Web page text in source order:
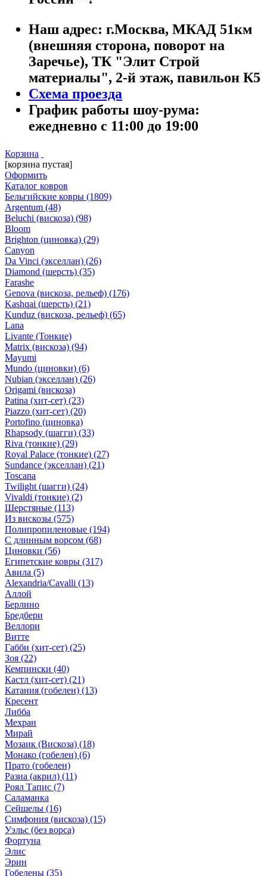
Наш адрес: г.Москва, МКАД 51км
(внешняя сторона, поворот на
Заречье), ТК "Элит Строй
материалы", 2-й этаж, павильон К5
Схема проезда
График работы шоу-рума:
ежедневно с 11:00 до 19:00
Корзина
[корзина пустая]
Оформить
Каталог ковров
Бельгийские ковры (1809)
Argentum (48)
Beluchi (вискоза) (98)
Bloom
Brighton (циновка) (29)
Canyon
Da Vinci (экселлан) (26)
Diamond (шерсть) (35)
Farashe
Genova (вискоза, рельеф) (176)
Kashqai (шерсть) (21)
Kunduz (вискоза, рельеф) (65)
Lana
Livante (Тонкие)
Matrix (вискоза) (94)
Mayumi
Mundo (циновки) (6)
Nubian (экселлан) (26)
Origami (вискоза)
Patina (хит-сет) (23)
Piazzo (хит-сет) (20)
Portofino (циновка)
Rhapsody (шагги) (33)
Riva (тонкие) (29)
Royal Palace (тонкие) (27)
Sundance (экселлан) (21)
Toscana
Twilight (шагги) (24)
Vivaldi (тонкие) (2)
Шерстяные (113)
Из вискозы (575)
Полипропиленовые (194)
С длинным ворсом (68)
Циновки (56)
Египетские ковры (317)
Авила (5)
Alexandria/Cavalli (13)
Аллой
Берлино
Бредбери
Веллори
Витте
Габби (хит-сет) (25)
Зоя (22)
Кемпински (40)
Кастл (хит-сет) (21)
Катания (гобелен) (13)
Кресент
Либба
Мехран
Мирай
Мозаик (Вискоза) (18)
Монако (гобелен) (6)
Прато (гобелен)
Разиа (акрил) (11)
Роял Тапис (7)
Саламанка
Сейшелы (16)
Симфония (вискоза) (15)
Уэльс (без ворса)
Фортуна
Элис
Эрин
Гобелены (35)